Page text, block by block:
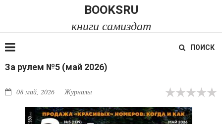
BOOKSRU
книги самиздат
ПОИСК
За рулем №5 (май 2026)
08 май, 2026 Журналы